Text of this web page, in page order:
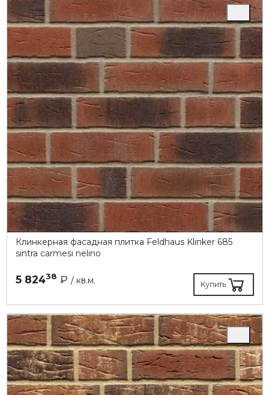
Клинкерная фасадная плитка Feldhaus Klinker 685
sintra carmesi nelino
5 82438 ₽ / кв.м. Купить